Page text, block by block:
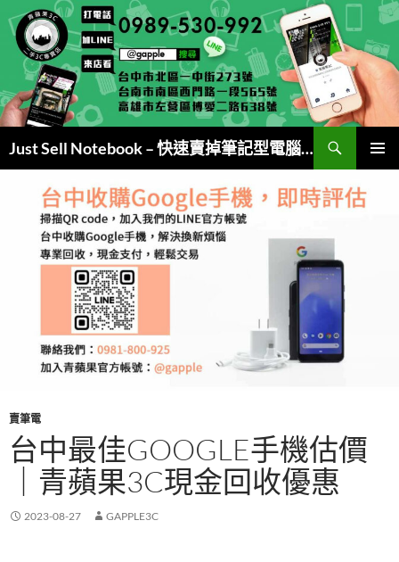
至
內
容
Just Sell Notebook – 快速賣掉筆記型電腦 (現金交易)
尋
賣筆電
台中最佳GOOGLE手機估價
｜青蘋果3C現金回收優惠
2023-08-27 GAPPLE3C